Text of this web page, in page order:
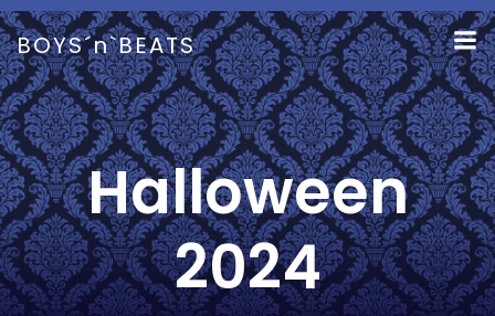
Zum
Inhalt
springen
BOYS´n`BEATS
Halloween
2024